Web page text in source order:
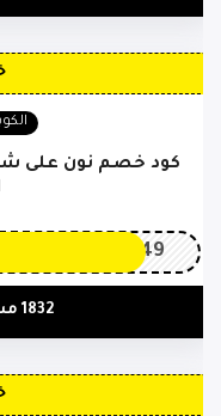
كود خصم نون على
OP149
1832 مستخدم